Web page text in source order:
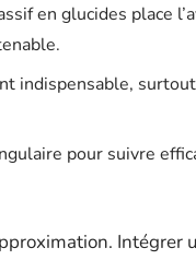
en glucides place
indispensable,
pour suivre
Intégrer